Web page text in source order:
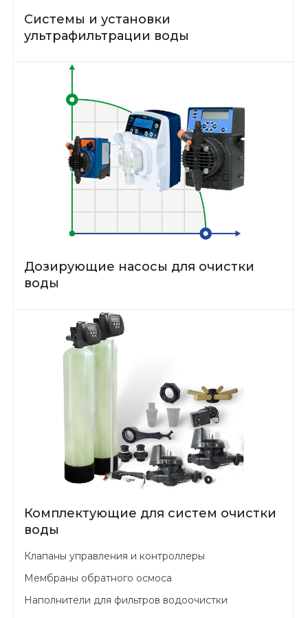
Системы и установки
ультрафильтрации воды
Дозирующие насосы для очистки
воды
Комплектующие для систем очистки
воды
Клапаны управления и контроллеры
Мембраны обратного осмоса
Наполнители для фильтров водоочистки